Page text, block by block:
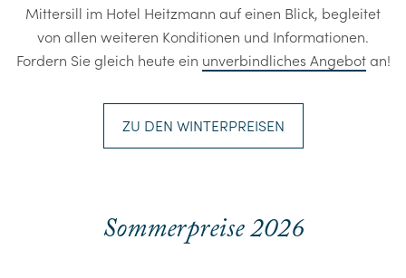
Mittersill im Hotel Heitzmann auf einen Blick, begleitet
von allen weiteren Konditionen und Informationen.
Fordern Sie gleich heute ein unverbindliches Angebotan!
ZU DEN WINTERPREISEN
Sommerpreise 2026